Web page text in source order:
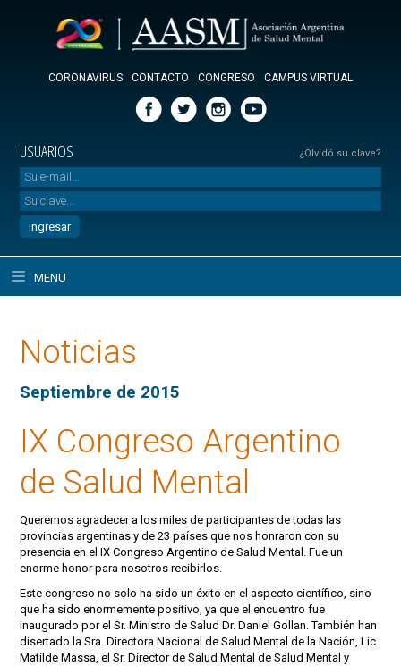
CORONAVIRUS CONTACTO CONGRESO CAMPUS VIRTUAL
USUARIOS ¿Olvidó su clave?
MENU
Noticias
Septiembre de 2015
IX Congreso Argentino
de Salud Mental
Queremos agradecer a los miles de participantes de todas las
provincias argentinas y de 23 países que nos honraron con su
presencia en el IX Congreso Argentino de Salud Mental. Fue un
enorme honor para nosotros recibirlos.
Este congreso no solo ha sido un éxito en el aspecto científico, sino
que ha sido enormemente positivo, ya que el encuentro fue
inaugurado por el Sr. Ministro de Salud Dr. Daniel Gollan. También han
disertado la Sra. Directora Nacional de Salud Mental de la Nación, Lic.
Matilde Massa, el Sr. Director de Salud Mental de Salud Mental y